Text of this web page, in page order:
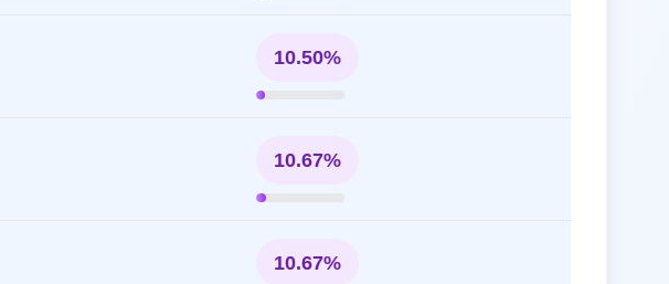
10.50%
10.67%
10.67%